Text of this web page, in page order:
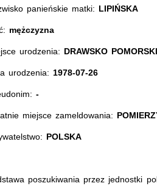
panieńskie matki: LIPIŃSKA
mężczyzna
urodzenia: DRAWSKO
urodzenia: 1978-07-26
-
miejsce zameldowania:
POLSKA
poszukiwania przez jednostki